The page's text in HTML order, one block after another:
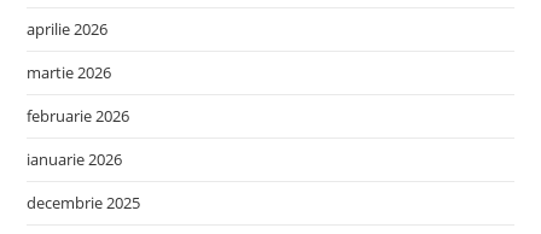
aprilie 2026
martie 2026
februarie 2026
ianuarie 2026
decembrie 2025